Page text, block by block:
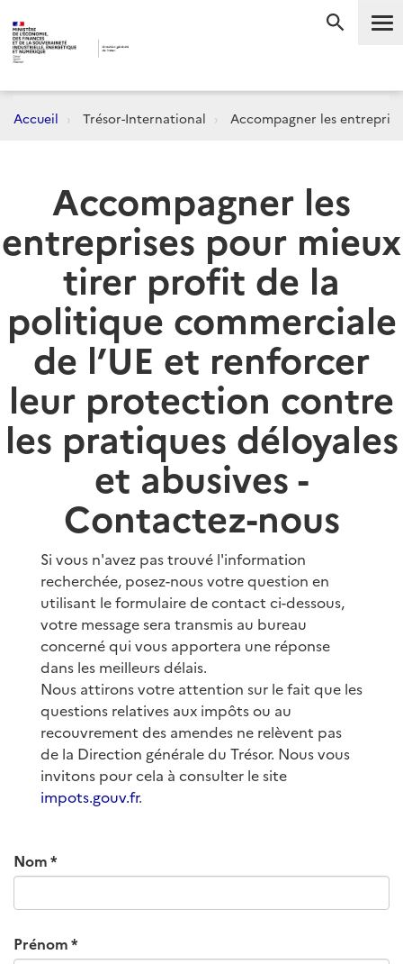
Accueil Trésor-International Accompagner les
Accompagner les
entreprises pour mieux
tirer profit de la
politique commerciale
de l’UE et renforcer
leur protection contre
les pratiques déloyales
et abusives -
Contactez-nous
Si vous n'avez pas trouvé l'information
recherchée, posez-nous votre question en
utilisant le formulaire de contact ci-dessous,
votre message sera transmis au bureau
concerné qui vous apportera une réponse
dans les meilleurs délais.
Nous attirons votre attention sur le fait que les
questions relatives aux impôts ou au
recouvrement des amendes ne relèvent pas
de la Direction générale du Trésor. Nous vous
invitons pour cela à consulter le site
impots.gouv.fr.
Nom
Prénom